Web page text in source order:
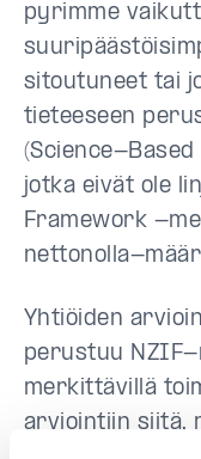
pyrimme
sitoutuneet tai
tieteeseen
(Science-Based
jotka eivät ole
Framework -
nettonolla-
Yhtiöiden
perustuu NZIF-
merkittävillä
arviointiin siitä,